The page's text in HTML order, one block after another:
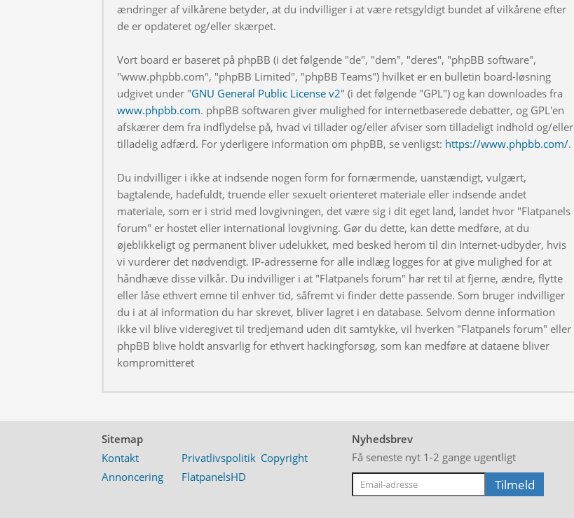
ændringer af vilkårene betyder, at du indvilliger i at være retsgyldigt bundet af vilkårene efter
de er opdateret og/eller skærpet.
Vort board er baseret på phpBB (i det følgende "de", "dem", "deres", "phpBB software",
"www.phpbb.com", "phpBB Limited", "phpBB Teams") hvilket er en bulletin board-løsning
udgivet under "GNU General Public License v2" (i det følgende "GPL") og kan downloades fra
www.phpbb.com. phpBB softwaren giver mulighed for internetbaserede debatter, og GPL'en
afskærer dem fra indflydelse på, hvad vi tillader og/eller afviser som tilladeligt indhold og/eller
tilladelig adfærd. For yderligere information om phpBB, se venligst: https://www.phpbb.com/.
Du indvilliger i ikke at indsende nogen form for fornærmende, uanstændigt, vulgært,
bagtalende, hadefuldt, truende eller sexuelt orienteret materiale eller indsende andet
materiale, som er i strid med lovgivningen, det være sig i dit eget land, landet hvor "Flatpanels
forum" er hostet eller international lovgivning. Gør du dette, kan dette medføre, at du
øjeblikkeligt og permanent bliver udelukket, med besked herom til din Internet-udbyder, hvis
vi vurderer det nødvendigt. IP-adresserne for alle indlæg logges for at give mulighed for at
håndhæve disse vilkår. Du indvilliger i at "Flatpanels forum" har ret til at fjerne, ændre, flytte
eller låse ethvert emne til enhver tid, såfremt vi finder dette passende. Som bruger indvilliger
du i at al information du har skrevet, bliver lagret i en database. Selvom denne information
ikke vil blive videregivet til tredjemand uden dit samtykke, vil hverken "Flatpanels forum" eller
phpBB blive holdt ansvarlig for ethvert hackingforsøg, som kan medføre at dataene bliver
kompromitteret
Sitemap
Kontakt
Privatlivspolitik Copyright
Annoncering
FlatpanelsHD
Nyhedsbrev
Få seneste nyt 1-2 gange ugentligt